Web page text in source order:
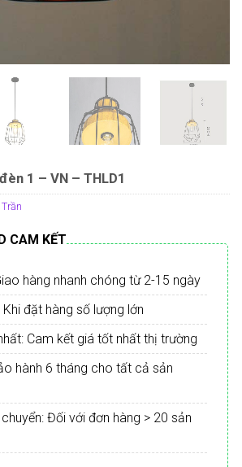
1 – VN – THLD1
CAM KẾT
hàng nhanh chóng từ 2-15 ngày
đặt hàng số lượng lớn
Cam kết giá tốt nhất thị trường
hành 6 tháng cho tất cả sản
Đối với đơn hàng > 20 sản